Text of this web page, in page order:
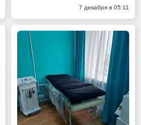
7 декабря в 05:11